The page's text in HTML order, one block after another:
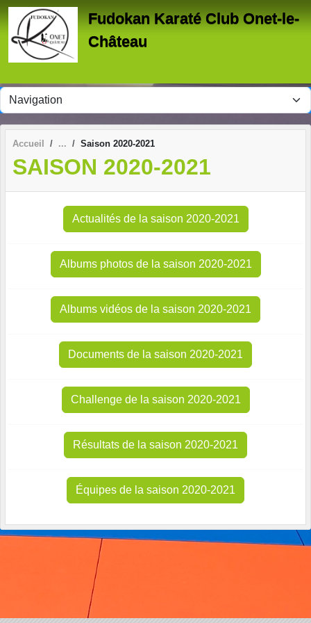
Fudokan Karaté Club Onet-le-
Château
Accueil Saison 2020-2021
SAISON 2020-2021
Actualités de la saison 2020-2021
Albums photos de la saison 2020-2021
Albums vidéos de la saison 2020-2021
Documents de la saison 2020-2021
Challenge de la saison 2020-2021
Résultats de la saison 2020-2021
Équipes de la saison 2020-2021
Panneau de gestion des cookies